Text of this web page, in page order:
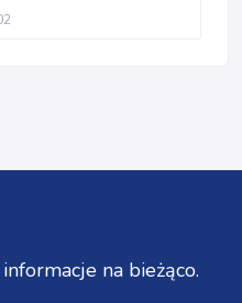
na bieżąco.